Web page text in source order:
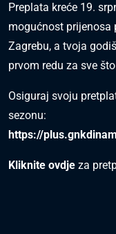
Preplata kreće 19.
mogućnost prijenosa
Zagrebu, a tvoja
prvom redu za sve
Osiguraj svoju
sezonu:
https://
Kliknite ovdje za